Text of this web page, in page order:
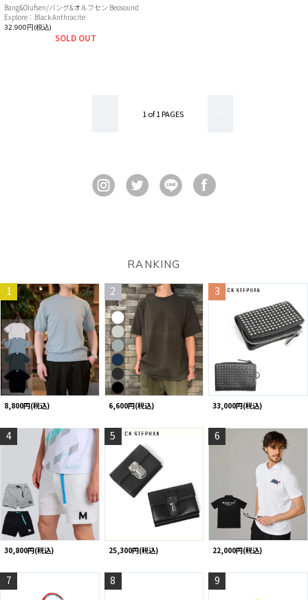
Bang&Olufsen/バング&オルフセン Beosound
Explore：Black Anthracite
32,900円(税込)
SOLD OUT
1 of 1 PAGES
RANKING
1
8,800円(税込)
2
6,600円(税込)
3
33,000円(税込)
4
30,800円(税込)
5
25,300円(税込)
6
22,000円(税込)
7 8 9